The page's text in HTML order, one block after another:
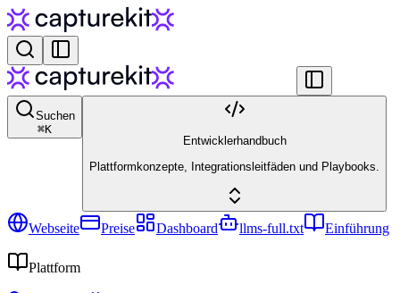
Suchen
⌘K
Entwicklerhandbuch
Plattformkonzepte, Integrationsleitfäden und Playbooks.
Webseite Preise Dashboard llms-full.txt Einführung
Plattform